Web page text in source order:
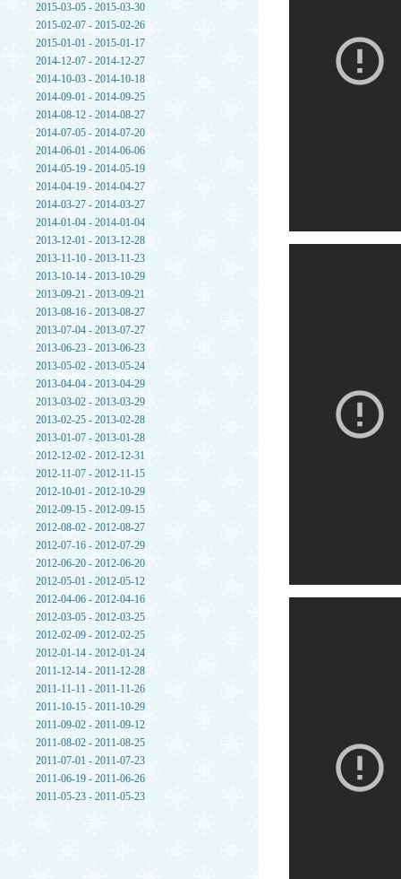
2015-03-05 - 2015-03-30
2015-02-07 - 2015-02-26
2015-01-01 - 2015-01-17
2014-12-07 - 2014-12-27
2014-10-03 - 2014-10-18
2014-09-01 - 2014-09-25
2014-08-12 - 2014-08-27
2014-07-05 - 2014-07-20
2014-06-01 - 2014-06-06
2014-05-19 - 2014-05-19
2014-04-19 - 2014-04-27
2014-03-27 - 2014-03-27
2014-01-04 - 2014-01-04
2013-12-01 - 2013-12-28
2013-11-10 - 2013-11-23
2013-10-14 - 2013-10-29
2013-09-21 - 2013-09-21
2013-08-16 - 2013-08-27
2013-07-04 - 2013-07-27
2013-06-23 - 2013-06-23
2013-05-02 - 2013-05-24
2013-04-04 - 2013-04-29
2013-03-02 - 2013-03-29
2013-02-25 - 2013-02-28
2013-01-07 - 2013-01-28
2012-12-02 - 2012-12-31
2012-11-07 - 2012-11-15
2012-10-01 - 2012-10-29
2012-09-15 - 2012-09-15
2012-08-02 - 2012-08-27
2012-07-16 - 2012-07-29
2012-06-20 - 2012-06-20
2012-05-01 - 2012-05-12
2012-04-06 - 2012-04-16
2012-03-05 - 2012-03-25
2012-02-09 - 2012-02-25
2012-01-14 - 2012-01-24
2011-12-14 - 2011-12-28
2011-11-11 - 2011-11-26
2011-10-15 - 2011-10-29
2011-09-02 - 2011-09-12
2011-08-02 - 2011-08-25
2011-07-01 - 2011-07-23
2011-06-19 - 2011-06-26
2011-05-23 - 2011-05-23